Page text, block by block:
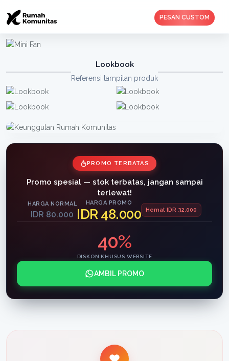
PESAN CUSTOM
Lookbook
Referensi tampilan produk
PROMO TERBATAS
Promo spesial — stok terbatas, jangan sampai
terlewat!
HARGA NORMAL
IDR 80.000
HARGA PROMO
IDR 48.000 Hemat IDR 32.000
40%
DISKON KHUSUS WEBSITE
AMBIL PROMO